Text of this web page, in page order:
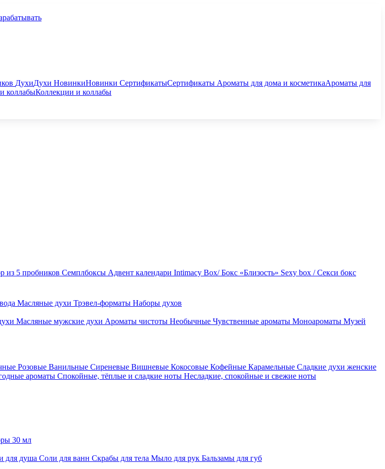
ДухиДухи НовинкиНовинки СертификатыСертификаты Ароматы для дома и косметикаАроматы для
коллабыКоллекции и коллабы
из 5 пробников Семплбоксы Адвент календари Intimacy Box/ Бокс «Близость» Sexy box / Секси бокс
Масляные духи Трэвел-форматы Наборы духов
Масляные мужские духи Ароматы чистоты Необычные Чувственные ароматы Моноароматы Музей
Розовые Ванильные Сиреневые Вишневые Кокосовые Кофейные Карамельные Сладкие духи женские
ароматы Спокойные, тёплые и сладкие ноты Несладкие, спокойные и свежие ноты
30 мл
для душа Соли для ванн Скрабы для тела Мыло для рук Бальзамы для губ